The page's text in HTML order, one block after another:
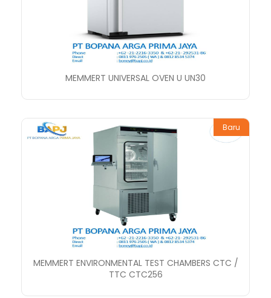
MEMMERT UNIVERSAL OVEN U UN30
Baru
MEMMERT ENVIRONMENTAL TEST CHAMBERS CTC /
TTC CTC256